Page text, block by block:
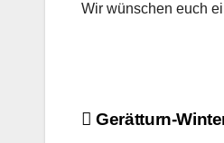
Wir wünschen euch
Gerätturn-